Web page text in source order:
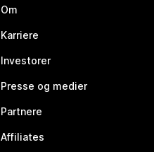
Om
Karriere
Investorer
Presse og medier
Partnere
Affiliates